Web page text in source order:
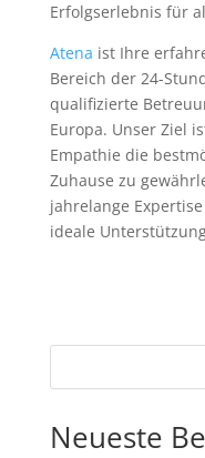
Erfolgserlebnis für
Atena ist Ihre
Bereich der 24-
qualifizierte
Europa. Unser Ziel
Empathie die
Zuhause zu
jahrelange
ideale
Neueste